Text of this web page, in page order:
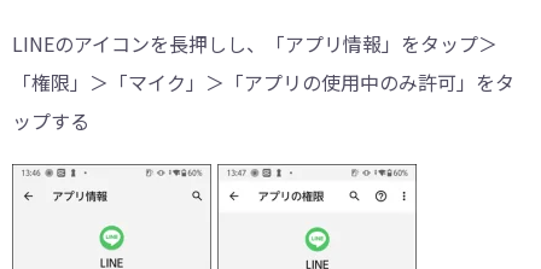
LINEのアイコンを長押しし、「アプリ情報」をタップ＞
「権限」＞「マイク」＞「アプリの使用中のみ許可」をタ
ップする